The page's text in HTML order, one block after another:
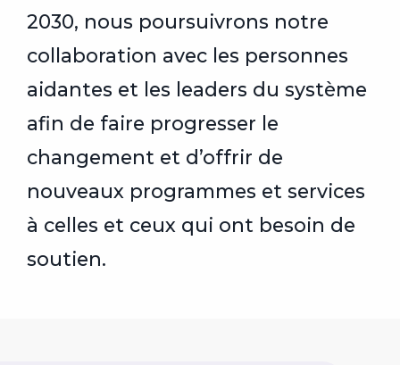
2030, nous poursuivrons notre
collaboration avec les personnes
aidantes et les leaders du système
afin de faire progresser le
changement et d’offrir de
nouveaux programmes et services
à celles et ceux qui ont besoin de
soutien.